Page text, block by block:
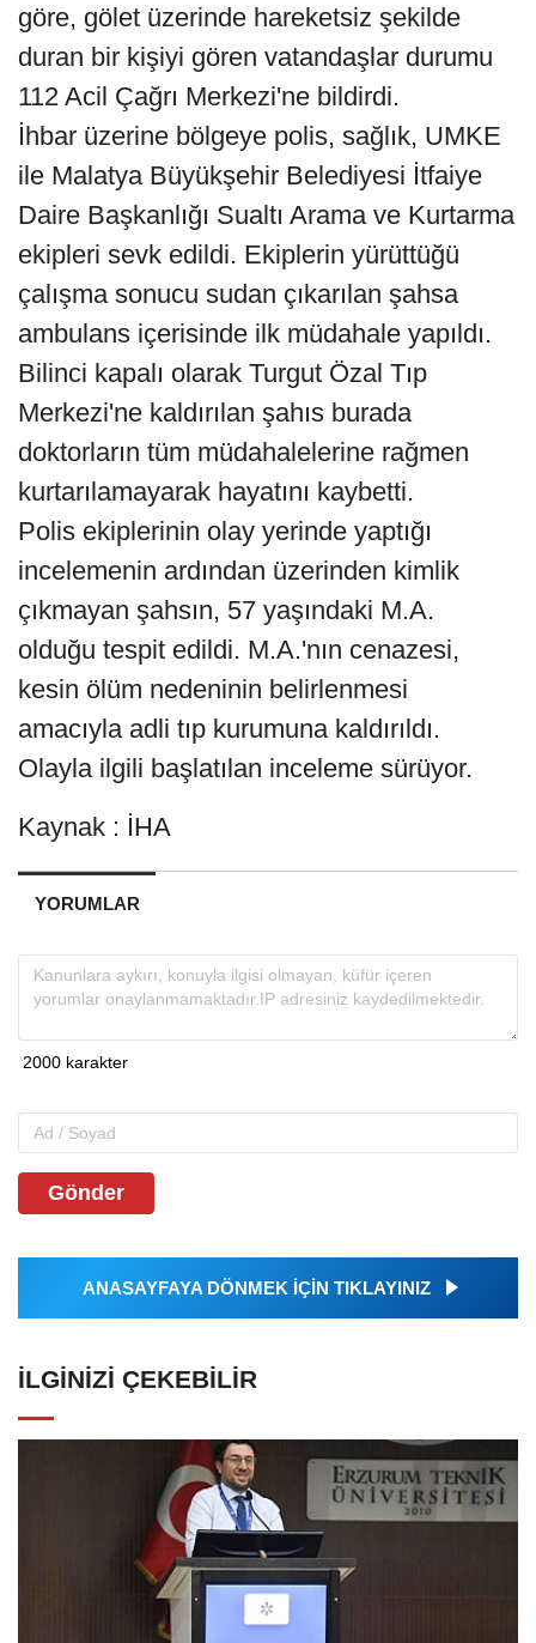
göre, gölet üzerinde hareketsiz şekilde
duran bir kişiyi gören vatandaşlar durumu
112 Acil Çağrı Merkezi'ne bildirdi.
İhbar üzerine bölgeye polis, sağlık, UMKE
ile Malatya Büyükşehir Belediyesi İtfaiye
Daire Başkanlığı Sualtı Arama ve Kurtarma
ekipleri sevk edildi. Ekiplerin yürüttüğü
çalışma sonucu sudan çıkarılan şahsa
ambulans içerisinde ilk müdahale yapıldı.
Bilinci kapalı olarak Turgut Özal Tıp
Merkezi'ne kaldırılan şahıs burada
doktorların tüm müdahalelerine rağmen
kurtarılamayarak hayatını kaybetti.
Polis ekiplerinin olay yerinde yaptığı
incelemenin ardından üzerinden kimlik
çıkmayan şahsın, 57 yaşındaki M.A.
olduğu tespit edildi. M.A.'nın cenazesi,
kesin ölüm nedeninin belirlenmesi
amacıyla adli tıp kurumuna kaldırıldı.
Olayla ilgili başlatılan inceleme sürüyor.
Kaynak : İHA
YORUMLAR
Gönder
ANASAYFAYA DÖNMEK İÇİN TIKLAYINIZ
İLGINIZI ÇEKEBILIR